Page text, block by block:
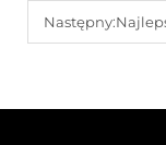
Następny:Najlepsze